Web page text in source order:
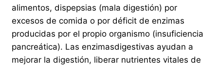
alimentos, dispepsias (mala digestión) por
excesos de comida o por déficit de enzimas
producidas por el propio organismo (insuficiencia
pancreática). Las enzimasdigestivas ayudan a
mejorar la digestión, liberar nutrientes vitales de